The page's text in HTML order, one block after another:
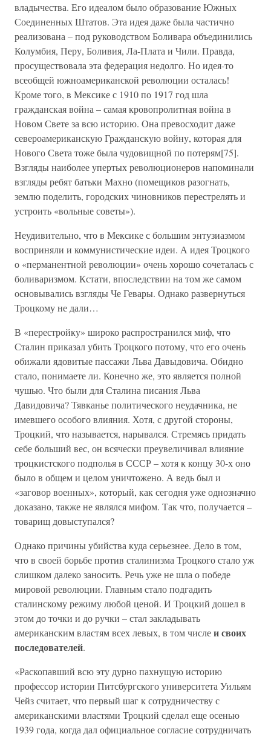
владычества. Его идеалом было образование Южных
Соединенных Штатов. Эта идея даже была частично
реализована – под руководством Боливара объединились
Колумбия, Перу, Боливия, Ла-Плата и Чили. Правда,
просуществовала эта федерация недолго. Но идея-то
всеобщей южноамериканской революции осталась!
Кроме того, в Мексике с 1910 по 1917 год шла
гражданская война – самая кровопролитная война в
Новом Свете за всю историю. Она превосходит даже
североамериканскую Гражданскую войну, которая для
Нового Света тоже была чудовищной по потерям[75].
Взгляды наиболее упертых революционеров напоминали
взгляды ребят батьки Махно (помещиков разогнать,
землю поделить, городских чиновников перестрелять и
устроить «вольные советы»).
Неудивительно, что в Мексике с большим энтузиазмом
восприняли и коммунистические идеи. А идея Троцкого
о «перманентной революции» очень хорошо сочеталась с
боливаризмом. Кстати, впоследствии на том же самом
основывались взгляды Че Гевары. Однако развернуться
Троцкому не дали…
В «перестройку» широко распространился миф, что
Сталин приказал убить Троцкого потому, что его очень
обижали ядовитые пассажи Льва Давыдовича. Обидно
стало, понимаете ли. Конечно же, это является полной
чушью. Что были для Сталина писания Льва
Давидовича? Тявканье политического неудачника, не
имевшего особого влияния. Хотя, с другой стороны,
Троцкий, что называется, нарывался. Стремясь придать
себе больший вес, он всячески преувеличивал влияние
троцкистского подполья в СССР – хотя к концу 30-х оно
было в общем и целом уничтожено. А ведь был и
«заговор военных», который, как сегодня уже однозначно
доказано, также не являлся мифом. Так что, получается –
товарищ довыступался?
Однако причины убийства куда серьезнее. Дело в том,
что в своей борьбе против сталинизма Троцкого стало уж
слишком далеко заносить. Речь уже не шла о победе
мировой революции. Главным стало подгадить
сталинскому режиму любой ценой. И Троцкий дошел в
этом до точки и до ручки – стал закладывать
американским властям всех левых, в том числеи своих
последователей.
«Раскопавший всю эту дурно пахнущую историю
профессор истории Питсбургского университета Уильям
Чейз считает, что первый шаг к сотрудничеству с
американскими властями Троцкий сделал еще осенью
1939 года, когда дал официальное согласие сотрудничать